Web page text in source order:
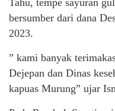
Tahu, tempe sayuran
bersumber dari dana
2023.
” kami banyak
Dejepan dan Dinas
kapuas Murung” ujar